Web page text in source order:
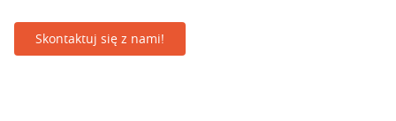
Skontaktuj się z nami!